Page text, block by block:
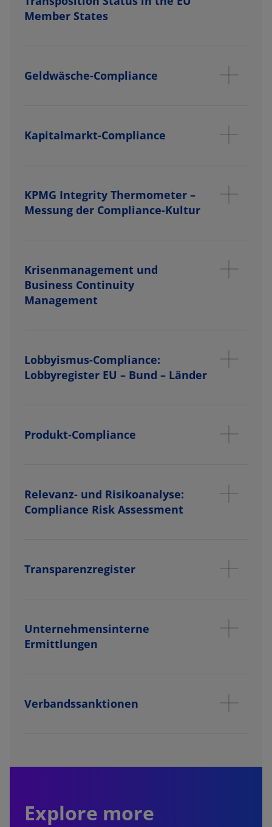
Member States
Geldwäsche-Compliance
Kapitalmarkt-Compliance
KPMG Integrity Thermometer –
Messung der Compliance-Kultur
Krisenmanagement und
Business Continuity
Management
Lobbyismus-Compliance:
Lobbyregister EU – Bund – Länder
Produkt-Compliance
Relevanz- und Risikoanalyse:
Compliance Risk Assessment
Transparenzregister
Unternehmensinterne
Ermittlungen
Verbandssanktionen
Explore more